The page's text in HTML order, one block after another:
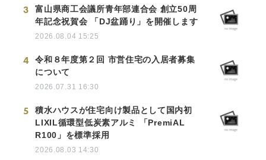
3
富山県商工会議所青年部連合会 創立50周
年記念祝賀会 「DJ盆踊り」を開催します
2026.08.04 15:25
4
令和８年度第２回 市営住宅の入居者募集
について
2026.07.31 16:30
5
積水ハウスが住宅向け製品として国内初
LIXIL循環型低炭素アルミ 「PremiAL
R100」を標準採用
2026.08.03 14:30